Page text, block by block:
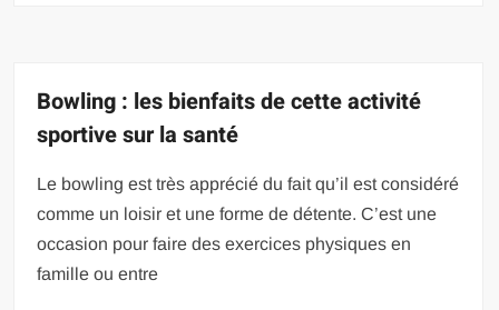
Bowling : les bienfaits de cette activité
sportive sur la santé
Le bowling est très apprécié du fait qu’il est considéré
comme un loisir et une forme de détente. C’est une
occasion pour faire des exercices physiques en
famille ou entre